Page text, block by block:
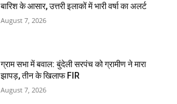
बारिश के आसार, उत्तरी इलाकों में भारी वर्षा का अलर्ट
August 7, 2026
ग्राम सभा में बवाल: बुंदेली सरपंच को ग्रामीण ने मारा
झापड़, तीन के खिलाफ FIR
August 7, 2026